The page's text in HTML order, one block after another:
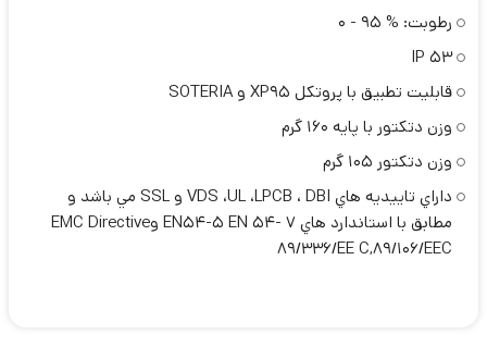
رطوبت: % 95 - 0
IP 53
قابليت تطبيق با پروتكل XP95 و SOTERIA
وزن دتكتور با پايه 160 گرم
وزن دتكتور 105 گرم
داراي تاييديه هاي VDS ،UL ،LPCB ، DBI و SSL مي باشد و
مطابق با استاندارد هاي EN54-5 EN 54- 7 وEMC Directive
89/336/EE C,89/106/EEC